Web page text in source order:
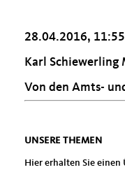
28.04.2016,
Karl Schiewerling
Von den Amts-
UNSERE THEMEN
Hier erhalten Sie einen